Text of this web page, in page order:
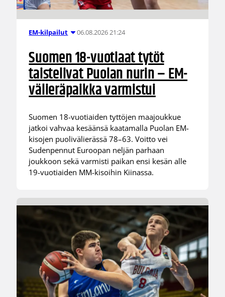
EM-kilpailut 06.08.2026 21:24
Suomen 18-vuotiaat tytöt
taistelivat Puolan nurin – EM-
välieräpaikka varmistui
Suomen 18-vuotiaiden tyttöjen maajoukkue
jatkoi vahvaa kesäänsä kaatamalla Puolan EM-
kisojen puolivälierässä 78–63. Voitto vei
Sudenpennut Euroopan neljän parhaan
joukkoon sekä varmisti paikan ensi kesän alle
19-vuotiaiden MM-kisoihin Kiinassa.